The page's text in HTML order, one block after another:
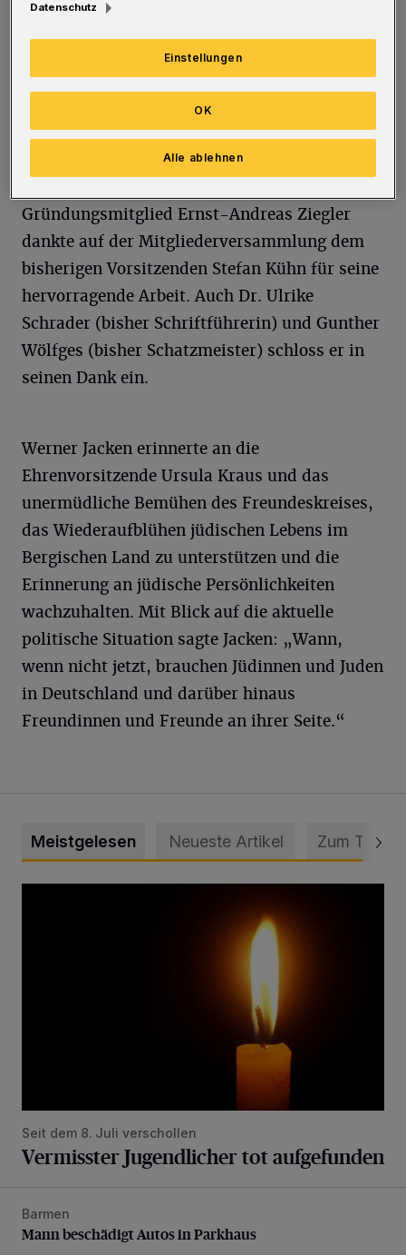
A
Dr. Ulrike Schrader und Lukas
Twardowski hinzu. Wiedergewählt wurden
Jürgen Däumer, Leonid Goldberg, Bruno
Hensel, Sigrid Runkel, Ruth Tutzinger und
Prof. Ernst-Andreas Ziegler.
Gründungsmitglied Ernst-Andreas Ziegler
dankte auf der Mitgliederversammlung dem
bisherigen Vorsitzenden Stefan Kühn für seine
hervorragende Arbeit. Auch Dr. Ulrike
Schrader (bisher Schriftführerin) und Gunther
Wölfges (bisher Schatzmeister) schloss er in
seinen Dank ein.
Werner Jacken erinnerte an die
Ehrenvorsitzende Ursula Kraus und das
unermüdliche Bemühen des Freundeskreises,
das Wiederaufblühen jüdischen Lebens im
Bergischen Land zu unterstützen und die
Erinnerung an jüdische Persönlichkeiten
wachzuhalten. Mit Blick auf die aktuelle
politische Situation sagte Jacken: „Wann,
wenn nicht jetzt, brauchen Jüdinnen und Juden
in Deutschland und darüber hinaus
Freundinnen und Freunde an ihrer Seite.“
Meistgelesen Neueste Artikel Zum Thema
Seit dem 8. Juli verschollen
Vermisster Jugendlicher tot aufgefunden
Mann beschädigt Autos in Parkhaus
Barmen
Mann beschädigt Autos in Parkhaus
Datenschutz
Einstellungen
Alle ablehnen
OK